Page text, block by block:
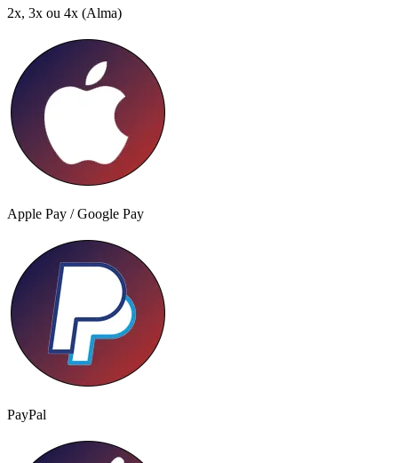
2x, 3x ou 4x (Alma)
Apple Pay / Google Pay
PayPal